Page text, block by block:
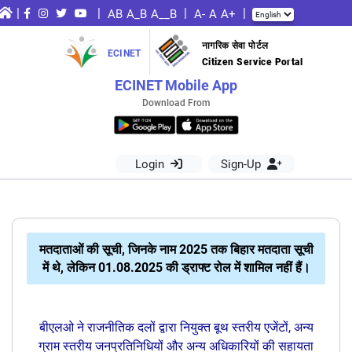
| | AB A_B A__B | A- A A+ |
ECINET
नागरिक सेवा पोर्टल
Citizen Service Portal
ECINET Mobile App
Download From
Login Sign-Up
मतदाताओं की सूची, जिनके नाम 2025 तक बिहार मतदाता सूची
में थे, लेकिन 01.08.2025 की ड्राफ्ट रोल में शामिल नहीं हैं।
बीएलओ ने राजनीतिक दलों द्वारा नियुक्त बूथ स्तरीय एजेंटों, अन्य
ग्राम स्तरीय जनप्रतिनिधियों और अन्य अधिकारियों की सहायता